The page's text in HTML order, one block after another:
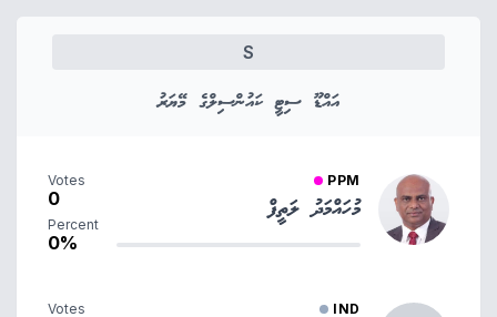
S
އައްޑޫ ސިޓީ ކައުންސިލްގެ މޭޔަރު
PPM
މުހައްމަދު ލަތީފް
Votes
0
Percent
0%
IND
Votes